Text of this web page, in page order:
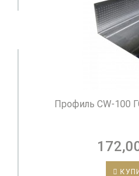
Профиль CW-100